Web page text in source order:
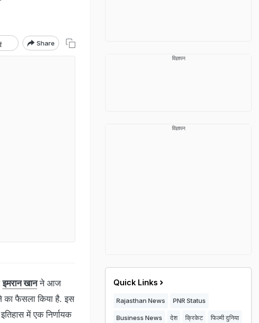
Share
इमरान खानने आज
का फैसला किया है. इस
में एक निर्णायक
विज्ञापन
विज्ञापन
Quick Links
Rajasthan News PNR Status
Business News देश क्रिकेट फिल्मी दुनिया